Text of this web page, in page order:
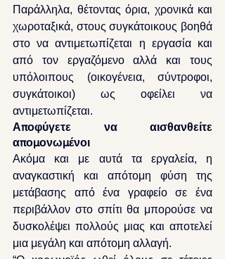
Παράλληλα, θέτοντας όρια, χρονικά και
χωροταξικά, στους συγκάτοικους βοηθά
στο να αντιμετωπίζεται η εργασία και
από τον εργαζόμενο αλλά και τους
υπόλοιπους (οικογένεια, σύντροφοι,
συγκάτοικοι) ως οφείλει να
αντιμετωπίζεται.
Αποφύγετε να αισθανθείτε
απομονωμένοι
Ακόμα και με αυτά τα εργαλεία, η
αναγκαστική και απότομη φύση της
μετάβασης από ένα γραφείο σε ένα
περιβάλλον στο σπίτι θα μπορούσε να
δυσκολέψει πολλούς μιας και αποτελεί
μια μεγάλη και απότομη αλλαγή.